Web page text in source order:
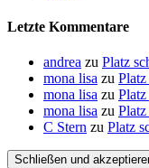
Letzte Kommentare
andrea zu Platz
mona lisa zu Platz
mona lisa zu Platz
mona lisa zu Platz
C Stern zu Platz